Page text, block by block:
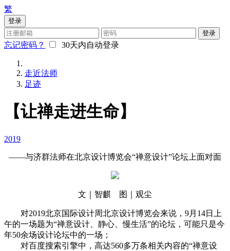
繁
登录
登录
忘记密码？ 30天内自动登录
走近法师
足迹
【让禅走进生命】
2019
——与济群法师在北京设计博览会“禅意设计”论坛上面对面
文｜智麒 图｜观尘
对2019北京国际设计周北京设计博览会来说，9月14日上
午的一场题为“禅意设计、静心、慢生活”的论坛，可能只是今
年50余场设计论坛中的一场；
对百度搜索引擎中，高达560多万条相关内容的“禅意设